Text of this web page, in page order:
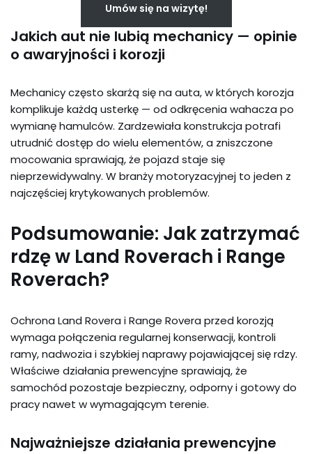
Umów się na wizytę!
Jakich aut nie lubią mechanicy — opinie
o awaryjności i korozji
Mechanicy często skarżą się na auta, w których korozja
komplikuje każdą usterkę — od odkręcenia wahacza po
wymianę hamulców. Zardzewiała konstrukcja potrafi
utrudnić dostęp do wielu elementów, a zniszczone
mocowania sprawiają, że pojazd staje się
nieprzewidywalny. W branży motoryzacyjnej to jeden z
najczęściej krytykowanych problemów.
Podsumowanie: Jak zatrzymać
rdzę w Land Roverach i Range
Roverach?
Ochrona Land Rovera i Range Rovera przed korozją
wymaga połączenia regularnej konserwacji, kontroli
ramy, nadwozia i szybkiej naprawy pojawiającej się rdzy.
Właściwe działania prewencyjne sprawiają, że
samochód pozostaje bezpieczny, odporny i gotowy do
pracy nawet w wymagającym terenie.
Najważniejsze działania prewencyjne